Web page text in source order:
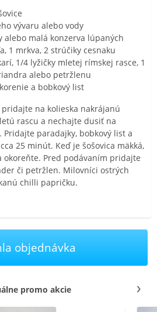
vývaru alebo vody
alebo malá konzerva lúpaných
1 mrkva, 2 strúčiky cesnaku
1/4 lyžičky mletej rímskej rasce, 1
alebo petržlenu
a bobkový list
na kolieska nakrájanú
rascu a nechajte dusiť na
paradajky, bobkový list a
25 minút. Keď je šošovica mäkká,
okoreňte. Pred podávaním pridajte
či petržlen. Milovníci ostrých
chilli papričku.
objednávka
promo akcie